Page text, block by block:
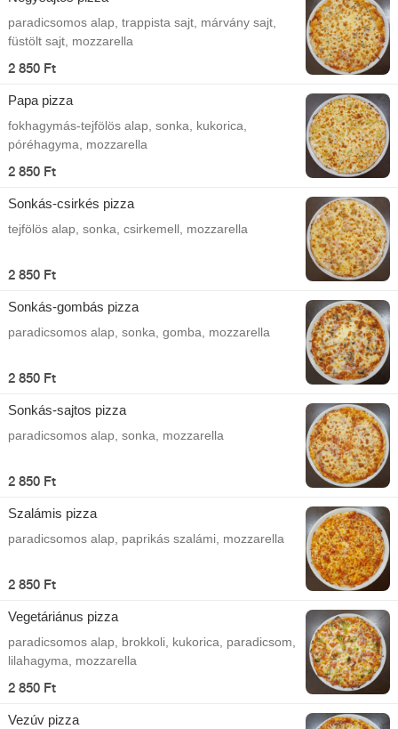
paradicsomos alap, trappista sajt, márvány sajt,
füstölt sajt, mozzarella
2 850 Ft
Papa pizza
fokhagymás-tejfölös alap, sonka, kukorica,
póréhagyma, mozzarella
2 850 Ft
Sonkás-csirkés pizza
tejfölös alap, sonka, csirkemell, mozzarella
2 850 Ft
Sonkás-gombás pizza
paradicsomos alap, sonka, gomba, mozzarella
2 850 Ft
Sonkás-sajtos pizza
paradicsomos alap, sonka, mozzarella
2 850 Ft
Szalámis pizza
paradicsomos alap, paprikás szalámi, mozzarella
2 850 Ft
Vegetáriánus pizza
paradicsomos alap, brokkoli, kukorica, paradicsom,
lilahagyma, mozzarella
2 850 Ft
Vezúv pizza